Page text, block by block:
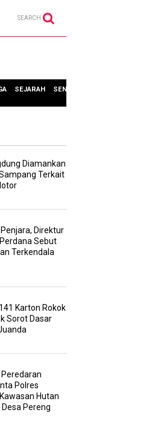
SEARCH
SEJARAH SENI & BUDAYA
Diamankan
Terkait
Direktur
Sebut
Terkendala
Karton Rokok
Sorot Dasar
Peredaran
Polres
Hutan
Pereng